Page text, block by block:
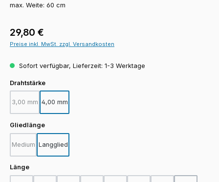
max. Weite: 60 cm
Regulärer Preis:
29,80 €
Preise inkl. MwSt. zzgl. Versandkosten
Sofort verfügbar, Lieferzeit: 1-3 Werktage
Drahtstärkeauswählen
3,00 mm
(Diese Option ist zurzeit nicht verfügbar.)
4,00 mm
Gliedlängeauswählen
Medium
(Diese Option ist zurzeit nicht verfügbar.)
Langglied
Längeauswählen